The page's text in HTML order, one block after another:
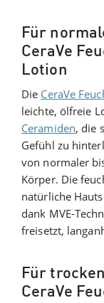
Für
CeraVe
Lotion
Die CeraVe
leichte, ölfreie
Ceramiden, die
Gefühl zu
von normaler
Körper. Die
natürliche
dank MVE-
freisetzt,
Für
CeraVe